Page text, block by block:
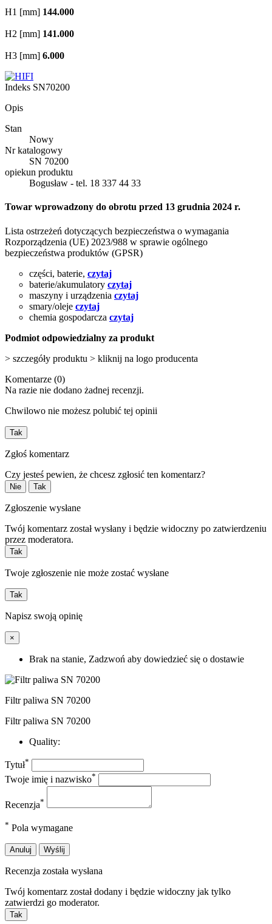
H1 [mm] 144.000
H2 [mm] 141.000
H3 [mm] 6.000
Indeks SN70200
Opis
Stan
Nowy
Nr katalogowy
SN 70200
opiekun produktu
Bogusław - tel. 18 337 44 33
Towar wprowadzony do obrotu przed 13 grudnia 2024 r.
Lista ostrzeżeń dotyczących bezpieczeństwa o wymagania
Rozporządzenia (UE) 2023/988 w sprawie ogólnego
bezpieczeństwa produktów (GPSR)
części, baterie, czytaj
baterie/akumulatory czytaj
maszyny i urządzenia czytaj
smary/oleje czytaj
chemia gospodarcza czytaj
Podmiot odpowiedzialny za produkt
> szczegóły produktu > kliknij na logo producenta
Komentarze (0)
Na razie nie dodano żadnej recenzji.
Chwilowo nie możesz polubić tej opinii
Tak
Zgłoś komentarz
Czy jesteś pewien, że chcesz zgłosić ten komentarz?
Nie Tak
Zgłoszenie wysłane
Twój komentarz został wysłany i będzie widoczny po zatwierdzeniu
przez moderatora.
Tak
Twoje zgłoszenie nie może zostać wysłane
Tak
Napisz swoją opinię
×
Brak na stanie, Zadzwoń aby dowiedzieć się o dostawie
Filtr paliwa SN 70200
Filtr paliwa SN 70200
Quality:
Tytuł*
Twoje imię i nazwisko*
Recenzja*
* Pola wymagane
Anuluj Wyślij
Recenzja została wysłana
Twój komentarz został dodany i będzie widoczny jak tylko
zatwierdzi go moderator.
Tak